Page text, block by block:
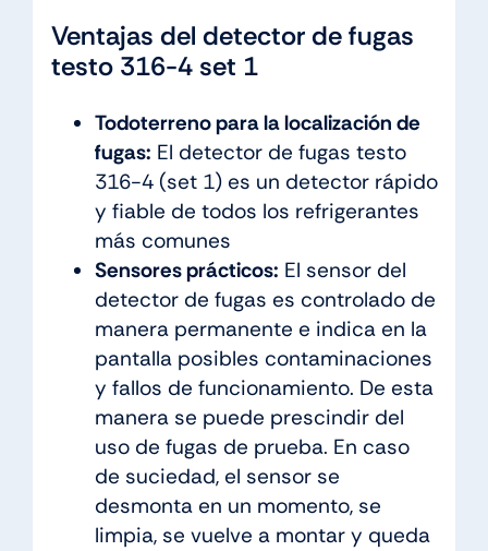
Ventajas del detector de fugas
testo 316-4 set 1
Todoterreno para la localización de
fugas: El detector de fugas testo
316-4 (set 1) es un detector rápido
y fiable de todos los refrigerantes
más comunes
Sensores prácticos: El sensor del
detector de fugas es controlado de
manera permanente e indica en la
pantalla posibles contaminaciones
y fallos de funcionamiento. De esta
manera se puede prescindir del
uso de fugas de prueba. En caso
de suciedad, el sensor se
desmonta en un momento, se
limpia, se vuelve a montar y queda